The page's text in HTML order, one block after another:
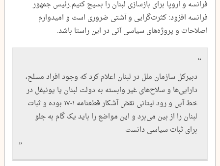
فرانسه و اروپا برای بازسازی لبنان را بسیج کنیم.رئیس جمهور
فرانسه افزود: کثرت‌گرایی و آشتی ضروری است و امیدوارم
اصلاحات و پروژه‌های سیاسی آتی در این راستا باشد.
دبیرکل سازمان ملل در لبنان اعلام کرد که وجود افراد مسلح،
دارایی‌ها و سلاح‌های غیر وابسته به دولت لبنان یا یونیفل در
خط آبی و رود لیتانی نقض آشکار قطعنامه ۱۷۰۱ بوده و ثبات
لبنان را از بین می‌برد و این مواضع را باید یک گام به جلو
برای ثبات سیاسی دانست